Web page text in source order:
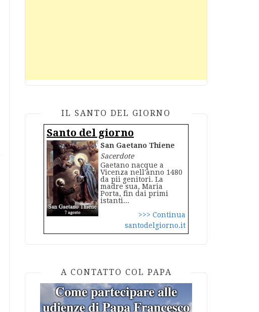
IL SANTO DEL GIORNO
Santo del giorno
San Gaetano Thiene
Sacerdote
Gaetano nacque a
Vicenza nell'anno 1480
da pii genitori. La
madre sua, Maria
Porta, fin dai primi
istanti...
>>> Continua
santodelgiorno.it
A CONTATTO COL PAPA